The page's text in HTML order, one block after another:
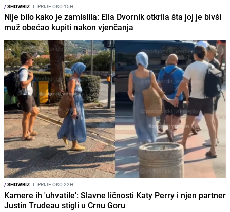
/SHOWBIZ I PRIJE OKO 15H
Nije bilo kako je zamislila: Ella Dvornik otkrila šta joj je bivši
muž obećao kupiti nakon vjenčanja
/SHOWBIZ I PRIJE OKO 22H
Kamere ih 'uhvatile': Slavne ličnosti Katy Perry i njen partner
Justin Trudeau stigli u Crnu Goru